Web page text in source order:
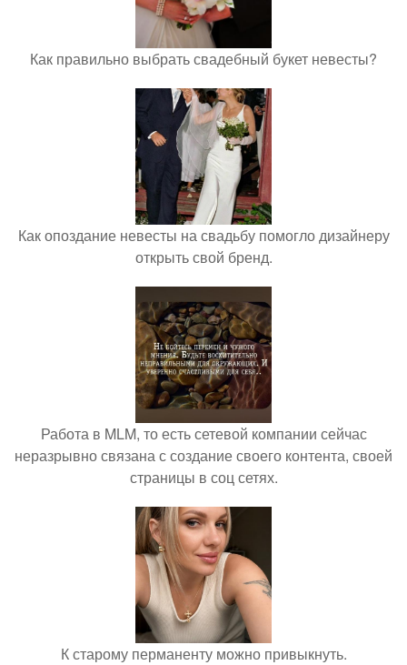
Как правильно выбрать свадебный букет невесты?
Как опоздание невесты на свадьбу помогло дизайнеру
открыть свой бренд.
Работа в MLM, то есть сетевой компании сейчас
неразрывно связана с создание своего контента, своей
страницы в соц сетях.
К старому перманенту можно привыкнуть.